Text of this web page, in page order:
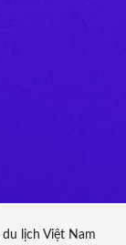
lịch Việt Nam